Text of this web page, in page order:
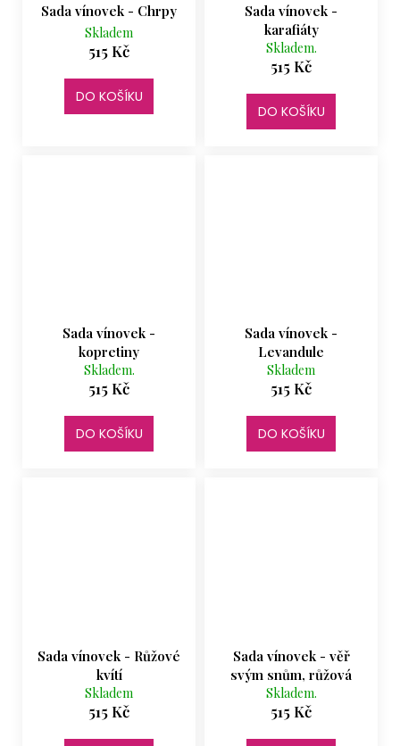
Sada vínovek - Chrpy
Skladem
515 Kč
DO KOŠÍKU
Sada vínovek -
karafiáty
Skladem.
515 Kč
DO KOŠÍKU
Sada vínovek -
kopretiny
Skladem.
515 Kč
DO KOŠÍKU
Sada vínovek -
Levandule
Skladem
515 Kč
DO KOŠÍKU
Sada vínovek - Růžové
kvítí
Skladem
515 Kč
Sada vínovek - věř
svým snům, růžová
Skladem.
515 Kč